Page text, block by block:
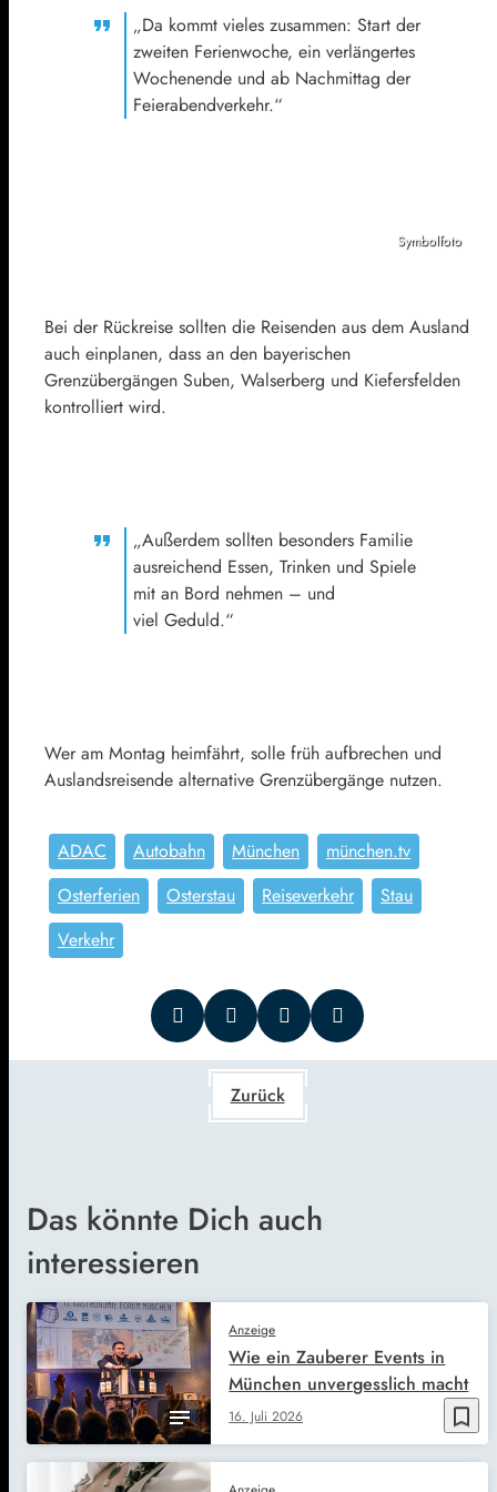
„Da kommt vieles zusammen: Start der
zweiten Ferienwoche, ein verlängertes
Wochenende und ab Nachmittag der
Feierabendverkehr.“
Symbolfoto
Bei der Rückreise sollten die Reisenden aus dem Ausland
auch einplanen, dass an den bayerischen
Grenzübergängen Suben, Walserberg und Kiefersfelden
kontrolliert wird.
„Außerdem sollten besonders Familie
ausreichend Essen, Trinken und Spiele
mit an Bord nehmen – und
viel Geduld.“
Wer am Montag heimfährt, solle früh aufbrechen und
Auslandsreisende alternative Grenzübergänge nutzen.
ADAC Autobahn München
münchen.tv
Osterferien
Osterstau Reiseverkehr
Stau
Verkehr
Zurück
Das könnte Dich auch
interessieren
bookmark_border
Anzeige
16. Juli 2026
Wie ein Zauberer Events in
München unvergesslich macht